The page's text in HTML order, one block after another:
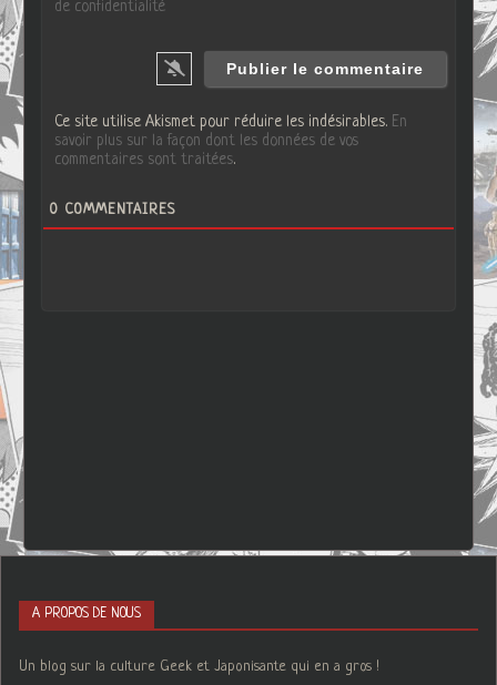
de confidentialité
Ce site utilise Akismet pour réduire les indésirables. En
savoir plus sur la façon dont les données de vos
commentaires sont traitées.
0 COMMENTAIRES
A PROPOS DE NOUS
Un blog sur la culture Geek et Japonisante qui en a gros !